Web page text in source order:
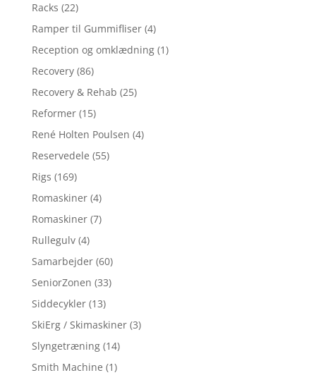
Racks (22)
Ramper til Gummifliser (4)
Reception og omklædning (1)
Recovery (86)
Recovery & Rehab (25)
Reformer (15)
René Holten Poulsen (4)
Reservedele (55)
Rigs (169)
Romaskiner (4)
Romaskiner (7)
Rullegulv (4)
Samarbejder (60)
SeniorZonen (33)
Siddecykler (13)
SkiErg / Skimaskiner (3)
Slyngetræning (14)
Smith Machine (1)